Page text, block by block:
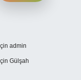
admin
Gülşah